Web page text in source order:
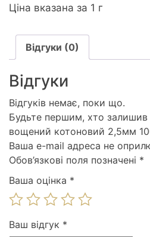
Ціна вказана за 1 г
Відгуки (0)
Відгуки
Відгуків немає, поки що.
Будьте першим, хто залишив
вощений котоновий 2,5мм
Ваша e-mail адреса не
Обов’язкові поля позначені *
Ваша оцінка *
Ваш відгук *